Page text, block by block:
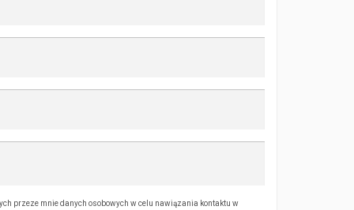
przeze mnie danych osobowych w celu nawiązania kontaktu w